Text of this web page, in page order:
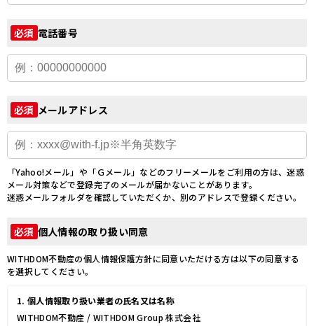
必須 電話番号
必須 メールアドレス
「Yahoo!メール」や「Ｇメール」などのフリーメールをご利用の方は、迷惑
メール対策などで登録完了のメールが届かないことがあります。
迷惑メールフォルダを確認していただくか、別のアドレスで登録ください。
必須 個人情報の取り扱い同意
WITHDOM不動産の個人情報保護方針に同意いただける方は以下の同意する
を選択してください。
1. 個人情報取り扱い業者の氏名又は名称
WITHDOM不動産 / WITHDOM Group 株式会社